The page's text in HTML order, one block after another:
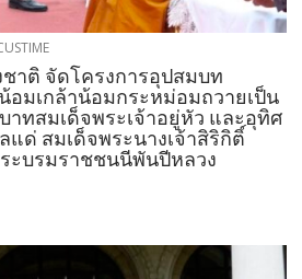
าติ จัดโครงการอุปสมบท
อมเกล้าน้อมกระหม่อมถวายเป็น
าทสมเด็จพระเจ้าอยู่หัว และอุทิศ
แด่ สมเด็จพระนางเจ้าสิริกิติ์
ะบรมราชชนนีพันปีหลวง